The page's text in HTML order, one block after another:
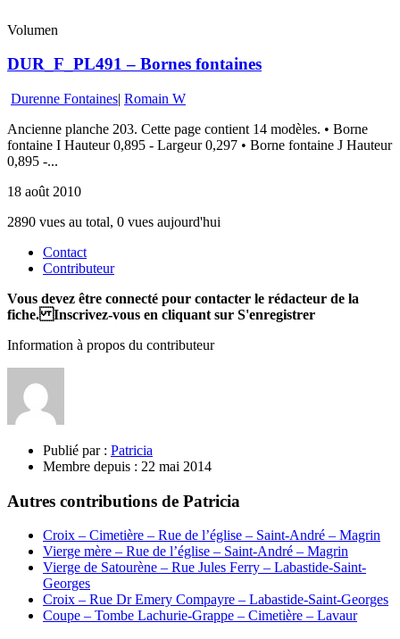
Volumen
DUR_F_PL491 – Bornes fontaines
Durenne Fontaines| Romain W
Ancienne planche 203. Cette page contient 14 modèles. • Borne
fontaine I Hauteur 0,895 - Largeur 0,297 • Borne fontaine J Hauteur
0,895 -...
18 août 2010
2890 vues au total, 0 vues aujourd'hui
Contact
Contributeur
Vous devez être connecté pour contacter le rédacteur de la
fiche. Inscrivez-vous en cliquant sur S'enregistrer
Information à propos du contributeur
Publié par : Patricia
Membre depuis : 22 mai 2014
Autres contributions de Patricia
Croix – Cimetière – Rue de l’église – Saint-André – Magrin
Vierge mère – Rue de l’église – Saint-André – Magrin
Vierge de Satourène – Rue Jules Ferry – Labastide-Saint-
Georges
Croix – Rue Dr Emery Compayre – Labastide-Saint-Georges
Coupe – Tombe Lachurie-Grappe – Cimetière – Lavaur